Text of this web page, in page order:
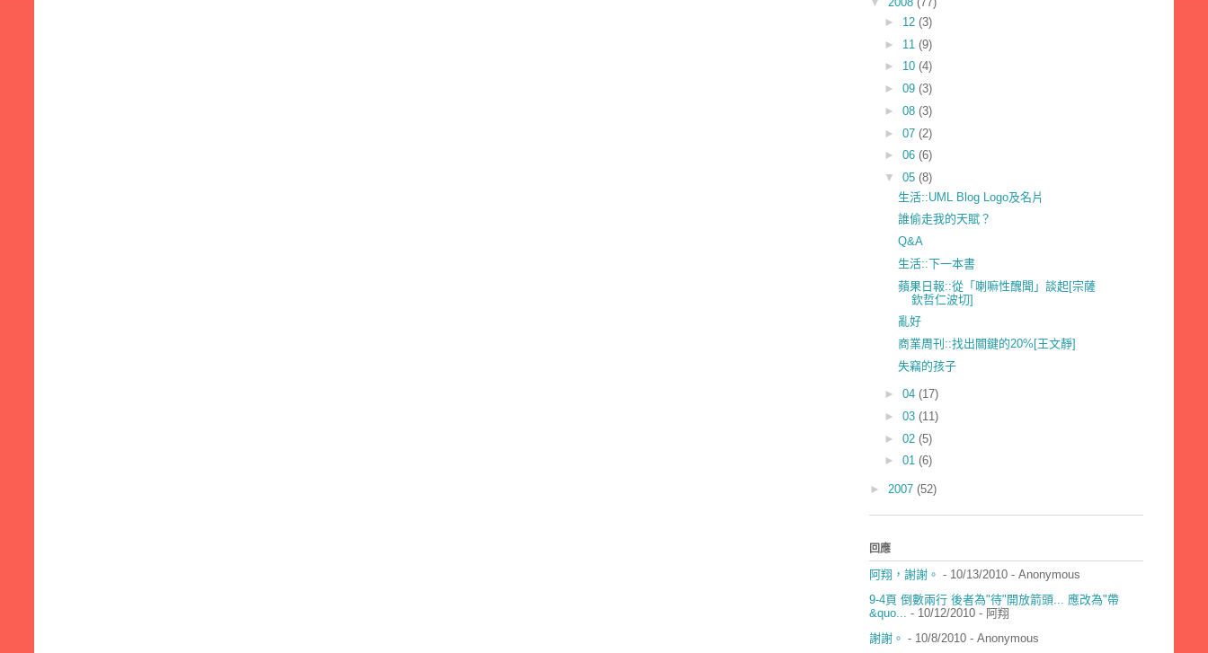
► 12 (3)
► 11 (9)
► 10 (4)
► 09 (3)
► 08 (3)
► 07 (2)
► 06 (6)
▼ 05 (8)
生活::UML Blog Logo及名片
誰偷走我的天賦？
Q&A
生活::下一本書
蘋果日報::從「喇嘛性醜聞」談起[宗薩
欽哲仁波切]
亂好
商業周刊::找出關鍵的20%[王文靜]
失竊的孩子
► 04 (17)
► 03 (11)
► 02 (5)
► 01 (6)
► 2007 (52)
回應
阿翔，謝謝。 - 10/13/2010 - Anonymous
9-4頁 倒數兩行 後者為"待"開放箭頭... 應改為"帶
&quo...
- 10/12/2010 - 阿翔
謝謝。 - 10/8/2010 - Anonymous